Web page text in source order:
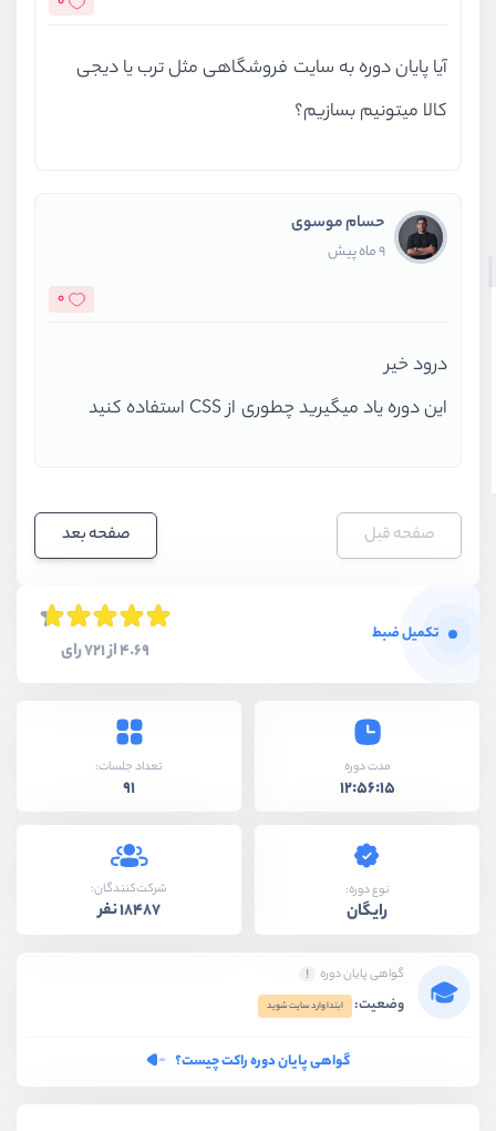
آیا پایان دوره به سایت فروشگاهی مثل ترب یا دیجی
کالا میتونیم بسازیم؟
حسام موسوی
9 ماه پیش
0
درود خیر
این دوره یاد میگیرید چطوری از CSS استفاده کنید
صفحه بعد صفحه قبل
تکمیل ضبط
4.69 از 721 رای
مدت دوره
12:56:15
تعداد جلسات:
91
نوع دوره:
رایگان
شرکت‌کنندگان:
18487 نفر
گواهی پایان دوره
وضعیت: ابتدا وارد سایت شوید
گواهی پایان دوره راکت چیست؟